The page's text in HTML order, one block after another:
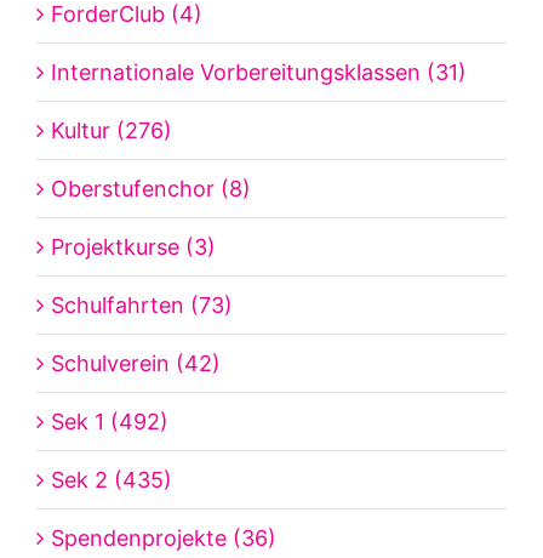
ForderClub (4)
Internationale Vorbereitungsklassen (31)
Kultur (276)
Oberstufenchor (8)
Projektkurse (3)
Schulfahrten (73)
Schulverein (42)
Sek 1 (492)
Sek 2 (435)
Spendenprojekte (36)